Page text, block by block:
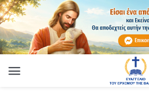
221 Αποφασισμένος να